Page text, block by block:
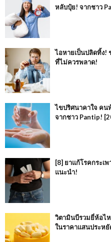
หลับปุ๋ย! จากชาว
ไอหายเป็นปลิดทิ้ง!
ที่ไม่ควรพลาด!
ไขปริศนาคาใจ คน
จากชาว Pantip!
[8] ยาแก้โรคกระเ
แนะนำ!
วิตามินบีรวมยี่ห้อไ
ในราคาแสนประห